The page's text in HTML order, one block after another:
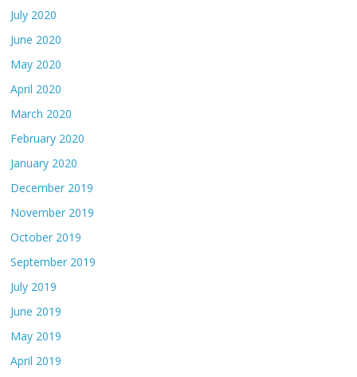
July 2020
June 2020
May 2020
April 2020
March 2020
February 2020
January 2020
December 2019
November 2019
October 2019
September 2019
July 2019
June 2019
May 2019
April 2019